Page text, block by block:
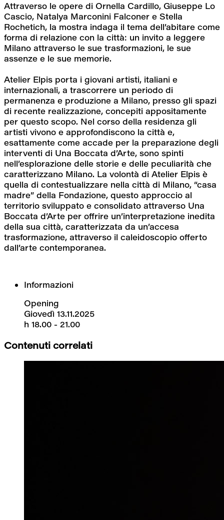
Attraverso le opere di Ornella Cardillo, Giuseppe Lo
Cascio, Natalya Marconini Falconer e Stella
Rochetich, la mostra indaga il tema dell’abitare come
forma di relazione con la città: un invito a leggere
Milano attraverso le sue trasformazioni, le sue
assenze e le sue memorie.
Atelier Elpis porta i giovani artisti, italiani e
internazionali, a trascorrere un periodo di
permanenza e produzione a Milano, presso gli spazi
di recente realizzazione, concepiti appositamente
per questo scopo. Nel corso della residenza gli
artisti vivono e approfondiscono la città e,
esattamente come accade per la preparazione degli
interventi di Una Boccata d’Arte, sono spinti
nell’esplorazione delle storie e delle peculiarità che
caratterizzano Milano. La volontà di Atelier Elpis è
quella di contestualizzare nella città di Milano, “casa
madre” della Fondazione, questo approccio al
territorio sviluppato e consolidato attraverso Una
Boccata d’Arte per offrire un’interpretazione inedita
della sua città, caratterizzata da un’accesa
trasformazione, attraverso il caleidoscopio offerto
dall’arte contemporanea.
Informazioni
Opening
Giovedì 13.11.2025
h 18.00 - 21.00
Contenuti correlati